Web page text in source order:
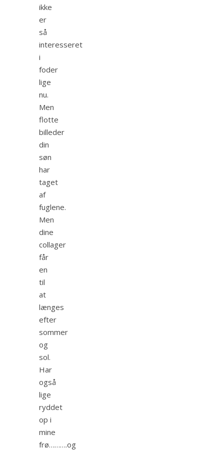
ikke
er
så
interesseret
i
foder
lige
nu.
Men
flotte
billeder
din
søn
har
taget
af
fuglene.
Men
dine
collager
får
en
til
at
længes
efter
sommer
og
sol.
Har
også
lige
ryddet
op i
mine
frø……….og